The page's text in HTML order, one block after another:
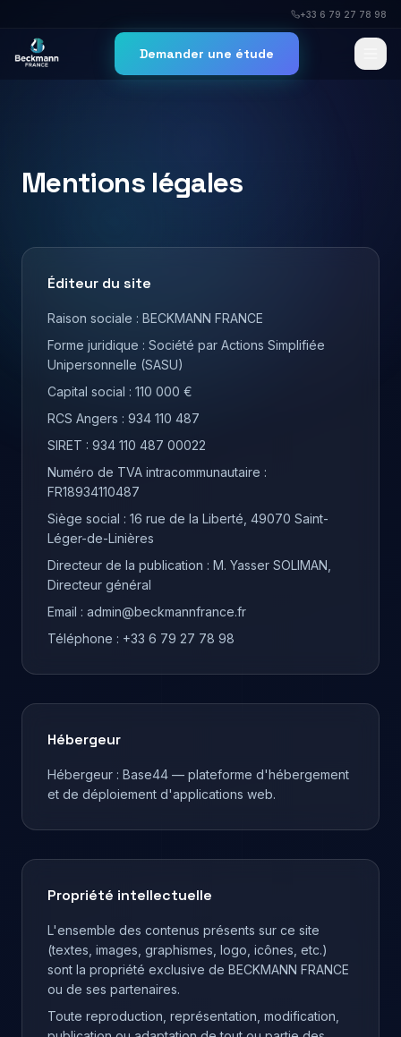
+33 6 79 27 78 98
Demander une étude
Mentions légales
Éditeur du site
Raison sociale : BECKMANN FRANCE
Forme juridique : Société par Actions Simplifiée
Unipersonnelle (SASU)
Capital social : 110 000 €
RCS Angers : 934 110 487
SIRET : 934 110 487 00022
Numéro de TVA intracommunautaire :
FR18934110487
Siège social : 16 rue de la Liberté, 49070 Saint-
Léger-de-Linières
Directeur de la publication : M. Yasser SOLIMAN,
Directeur général
Email : admin@beckmannfrance.fr
Téléphone : +33 6 79 27 78 98
Hébergeur
Hébergeur : Base44 — plateforme d'hébergement
et de déploiement d'applications web.
Propriété intellectuelle
L'ensemble des contenus présents sur ce site
(textes, images, graphismes, logo, icônes, etc.)
sont la propriété exclusive de BECKMANN FRANCE
ou de ses partenaires.
Toute reproduction, représentation, modification,